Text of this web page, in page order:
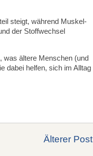
steigt, während Muskel-
der Stoffwechsel
was ältere Menschen (und
dabei helfen, sich im Alltag
Älterer Post